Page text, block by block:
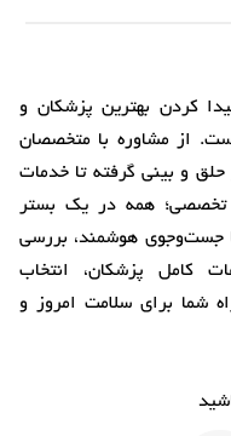
کردن بهترین پزشکان و
از مشاوره با متخصصان
و بینی گرفته تا خدمات
تخصصی؛ همه در یک بستر
جست‌وجوی هوشمند، بررسی
کامل پزشکان، انتخاب
شما برای سلامت امروز و